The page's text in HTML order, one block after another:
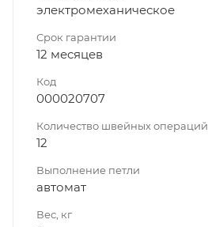
электромеханическое
Срок гарантии
12 месяцев
Код
000020707
Количество швейных операций
12
Выполнение петли
автомат
Вес, кг